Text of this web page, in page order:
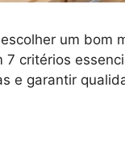
um bom
7 critérios
e garantir